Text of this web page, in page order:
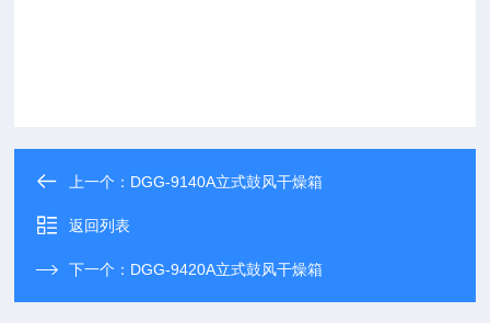
上一个： DGG-9140A立式鼓风干燥箱
返回列表
下一个： DGG-9420A立式鼓风干燥箱